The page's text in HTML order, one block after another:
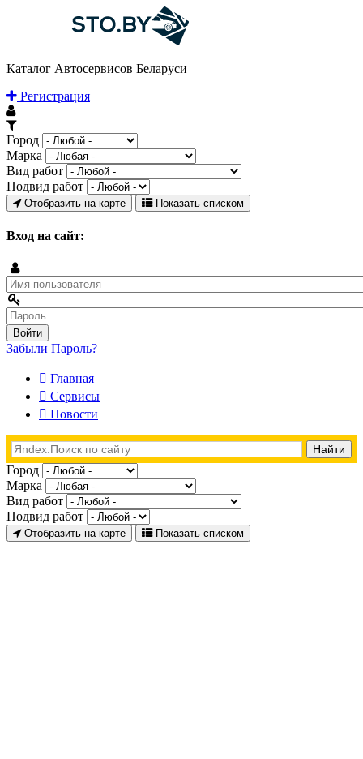
Каталог Автосервисов Беларуси
Регистрация
Город
Марка
Вид работ
Подвид работ
Отобразить на карте Показать списком
Вход на сайт:
Забыли Пароль?
Главная
Сервисы
Новости
Город
Марка
Вид работ
Подвид работ
Отобразить на карте Показать списком